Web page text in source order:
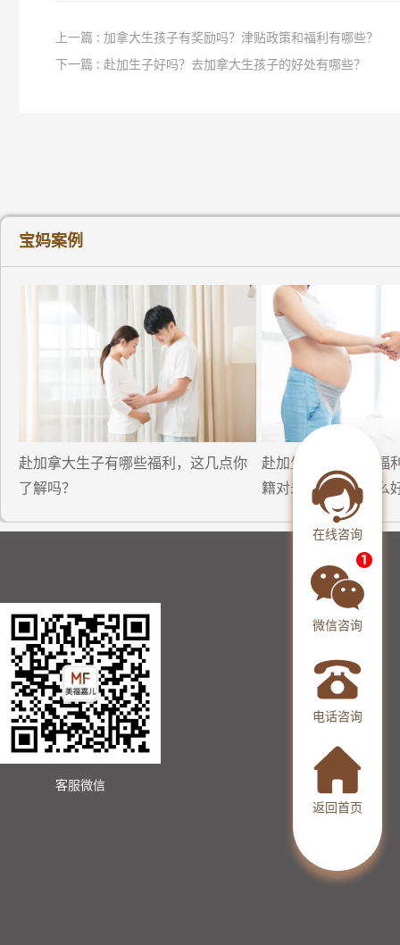
上一篇 : 加拿大生孩子有奖励吗？津贴政策和福利有哪些？
下一篇 : 赴加生子好吗？去加拿大生孩子的好处有哪些？
宝妈案例
赴加拿大生子有哪些福利，这几点你
了解吗？
赴加生子的优势：福
籍对未来成长有什么
在线咨询
微信咨询
电话咨询
返回首页
客服微信